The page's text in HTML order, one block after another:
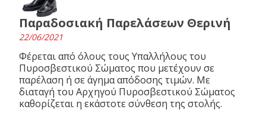
Παραδοσιακή Παρελάσεων Θερινή
22/06/2021
Φέρεται από όλους τους Υπαλλήλους του
Πυροσβεστικού Σώματος που μετέχουν σε
παρέλαση ή σε άγημα απόδοσης τιμών. Με
διαταγή του Αρχηγού Πυροσβεστικού Σώματος
καθορίζεται η εκάστοτε σύνθεση της στολής.